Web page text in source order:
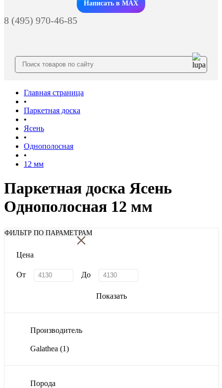
Написать в MAX
8 (495) 970-46-85
Главная страница
•
Паркетная доска
•
Ясень
•
Однополосная
•
12 мм
Паркетная доска Ясень
Однополосная 12 мм
ФИЛЬТР ПО ПАРАМЕТРАМ
×
Цена
От До
Показать
Производитель
Galathea (1)
Порода